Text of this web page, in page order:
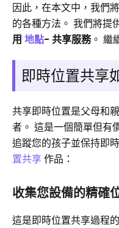
因此，在本文中，我們
的各種方法。 我們將提
用 地點- 共享服務。 繼
即時位置共享
共享即時位置是父母和
者。 這是一個簡單但有
追蹤您的孩子並保持即
置共享作品：
收集您設備的精確
這是即時位置共享過程